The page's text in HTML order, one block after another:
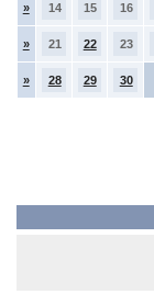
» 14 15 16
» 21 22 23
» 28 29 30